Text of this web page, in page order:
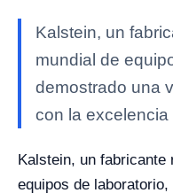
Kalstein, un
mundial de
demostrado una
con la
Kalstein, un fabricante
equipos de